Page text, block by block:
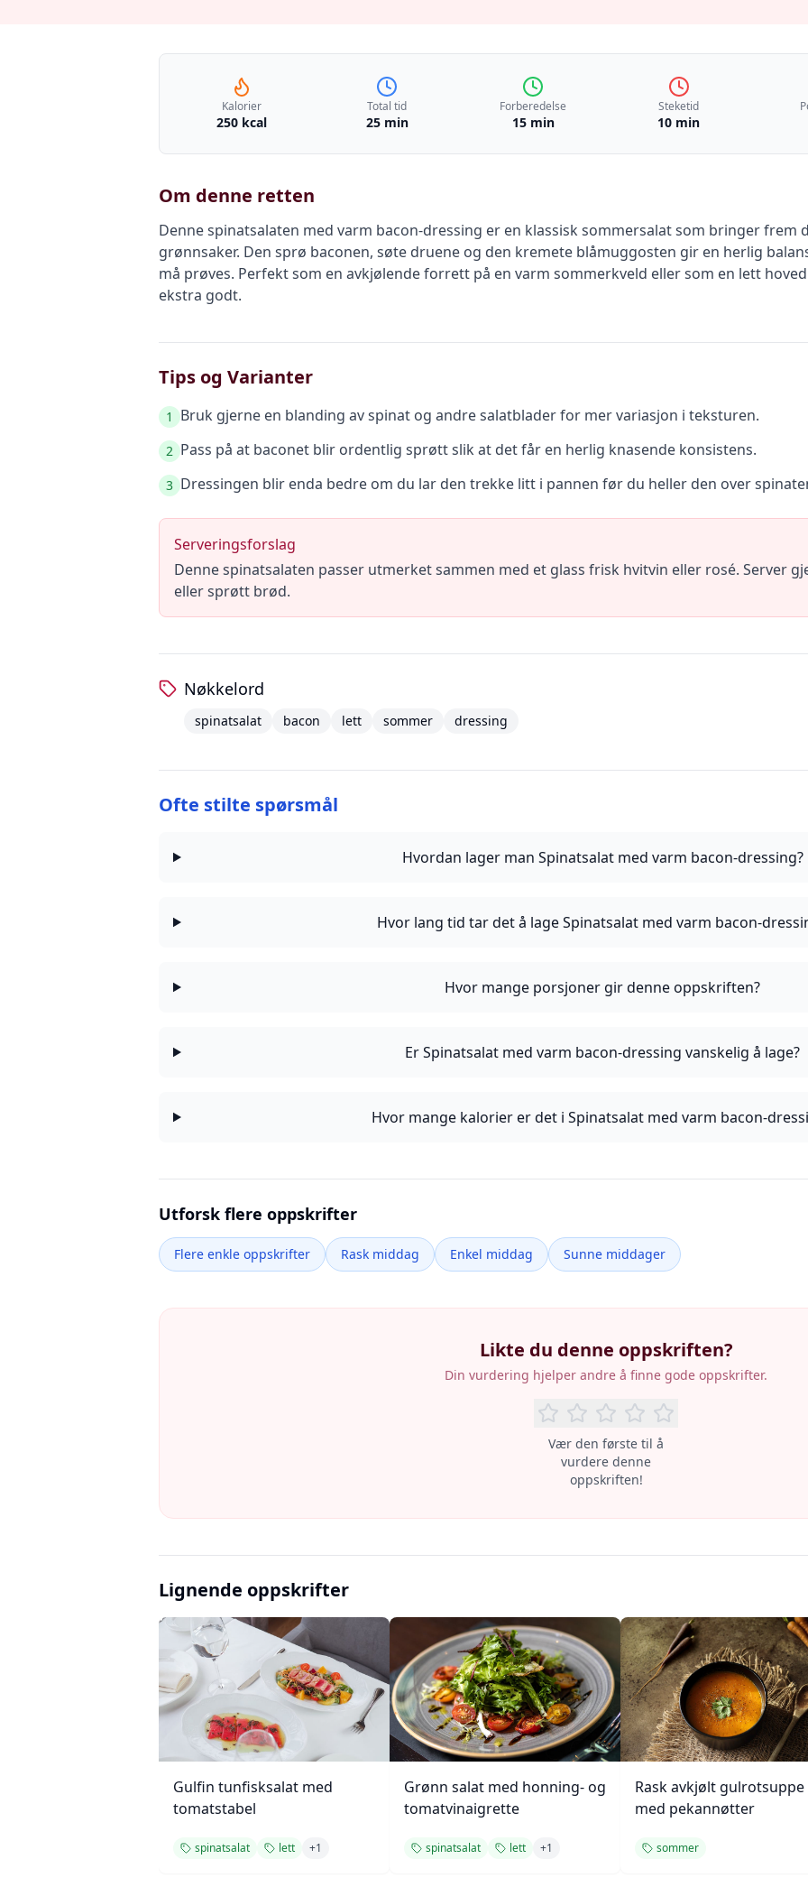
Kalorier
250 kcal
Total tid
25 min
Forberedelse
15 min
Steketid
10 min
Om denne retten
Denne spinatsalaten med varm bacon-dressing er en klassisk sommersalat som bringer frem
grønnsaker. Den sprø baconen, søte druene og den kremete blåmuggosten gir en herlig
må prøves. Perfekt som en avkjølende forrett på en varm sommerkveld eller som en lett
ekstra godt.
Tips og Varianter
1 Bruk gjerne en blanding av spinat og andre salatblader for mer variasjon i teksturen.
2 Pass på at baconet blir ordentlig sprøtt slik at det får en herlig knasende konsistens.
3 Dressingen blir enda bedre om du lar den trekke litt i pannen før du heller den over
Serveringsforslag
Denne spinatsalaten passer utmerket sammen med et glass frisk hvitvin eller rosé. Server
eller sprøtt brød.
Nøkkelord
spinatsalat bacon lett sommer dressing
Ofte stilte spørsmål
Hvordan lager man Spinatsalat med varm bacon-dressing?
Hvor lang tid tar det å lage Spinatsalat med varm bacon-
Hvor mange porsjoner gir denne oppskriften?
Er Spinatsalat med varm bacon-dressing vanskelig å lage?
Hvor mange kalorier er det i Spinatsalat med varm bacon-
Utforsk flere oppskrifter
Flere enkle oppskrifter Rask middag Enkel middag Sunne middager
Likte du denne oppskriften?
Din vurdering hjelper andre å finne gode oppskrifter.
Vær den første til å
vurdere denne
oppskriften!
Lignende oppskrifter
Gulfin tunfisksalat med
tomatstabel
spinatsalat lett +1
Grønn salat med honning- og
tomatvinaigrette
spinatsalat lett +1
Rask avkjølt gulrotsuppe
med pekannøtter
sommer